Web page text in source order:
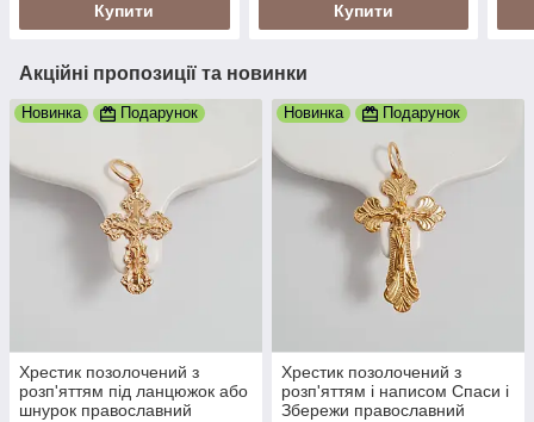
Купити Купити
Акційні пропозиції та новинки
Новинка Подарунок
Хрестик позолочений з
розп'яттям під ланцюжок або
шнурок православний
Новинка Подарунок
Хрестик позолочений з
розп'яттям і написом Спаси і
Збережи православний